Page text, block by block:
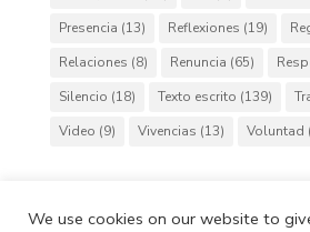
Presencia (13) Reflexiones (19)
Relaciones (8) Renuncia (65)
Silencio (18) Texto escrito (139)
Video (9) Vivencias (13) Voluntad
We use cookies on our website to